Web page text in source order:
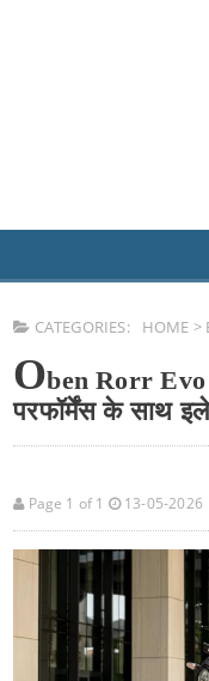
CATEGORIES: HOME >
Oben Rorr Evo
परफॉर्मेंस के साथ
Page 1 of 1 13-05-2026